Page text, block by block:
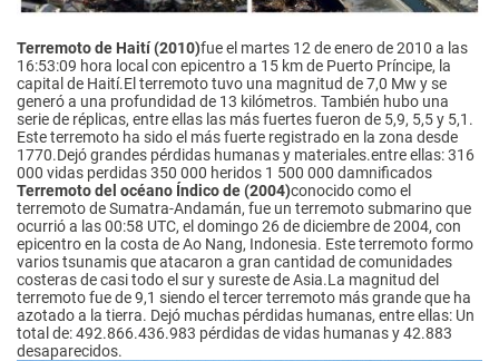
Terremoto de Haití (2010)fue el martes 12 de enero de 2010 a las
16:53:09 hora local con epicentro a 15 km de Puerto Príncipe, la
capital de Haití.El terremoto tuvo una magnitud de 7,0 Mw y se
generó a una profundidad de 13 kilómetros. También hubo una
serie de réplicas, entre ellas las más fuertes fueron de 5,9, 5,5 y 5,1.
Este terremoto ha sido el más fuerte registrado en la zona desde
1770.Dejó grandes pérdidas humanas y materiales.entre ellas: 316
000 vidas perdidas 350 000 heridos 1 500 000 damnificados
Terremoto del océano Índico de (2004)conocido como el
terremoto de Sumatra-Andamán, fue un terremoto submarino que
ocurrió a las 00:58 UTC, el domingo 26 de diciembre de 2004, con
epicentro en la costa de Ao Nang, Indonesia. Este terremoto formo
varios tsunamis que atacaron a gran cantidad de comunidades
costeras de casi todo el sur y sureste de Asia.La magnitud del
terremoto fue de 9,1 siendo el tercer terremoto más grande que ha
azotado a la tierra. Dejó muchas pérdidas humanas, entre ellas: Un
total de: 492.866.436.983 pérdidas de vidas humanas y 42.883
desaparecidos.